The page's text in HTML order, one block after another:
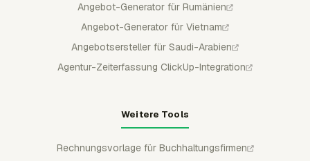
Angebot-Generator für Rumänien
Angebot-Generator für Vietnam
Angebotsersteller für Saudi-Arabien
Agentur-Zeiterfassung ClickUp-Integration
Weitere Tools
Rechnungsvorlage für Buchhaltungsfirmen